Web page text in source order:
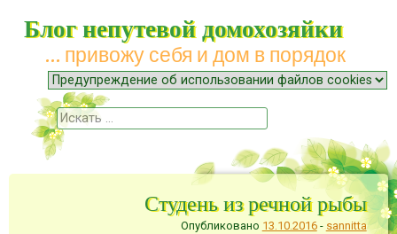
Блог непутевой домохозяйки
… привожу себя и дом в порядок
Меню
Наверх
Поиск
Студень из речной рыбы
Опубликовано 13.10.2016- sannitta